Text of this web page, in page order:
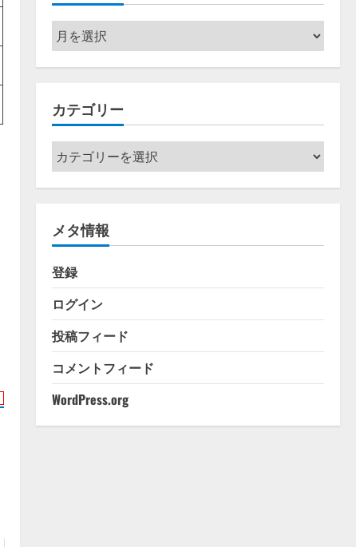
ア
ー
カ
ブ
カテゴリー
カ
テ
ゴ
ー
メタ情報
登録
ログイン
投稿フィード
コメントフィード
WordPress.org